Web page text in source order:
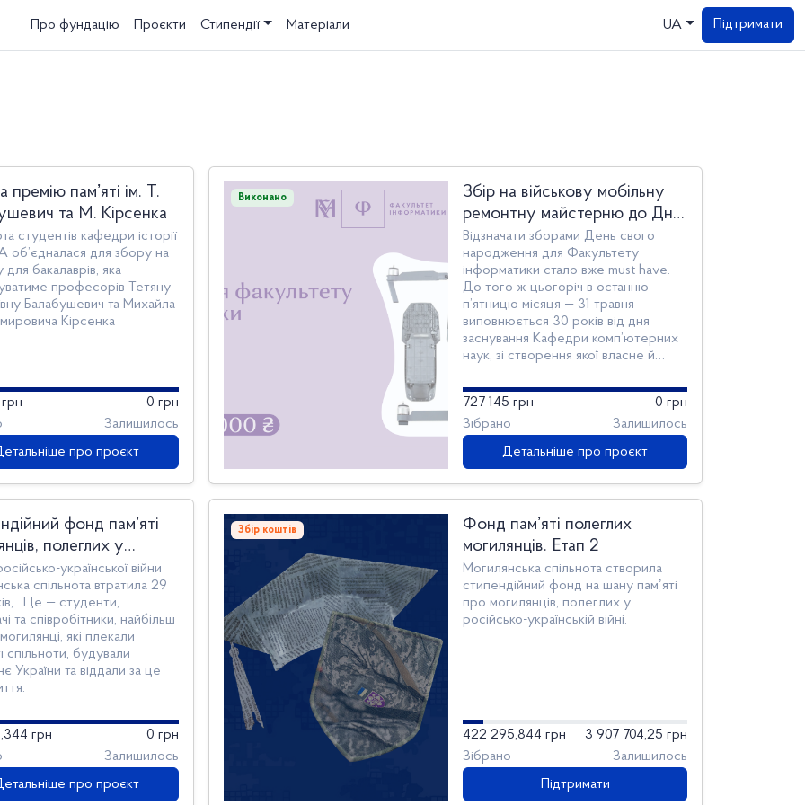
Про фундацію Проєкти Стипендії Матеріали UA Підтримати
премію памʼяті ім. Т.
та М. Кірсенка
студентів кафедри історії
об’єдналася для збору на
для бакалаврів, яка
професорів Тетяну
Балабушевич та Михайла
Кірсенка
0 грн
Залишилось
про проєкт
Виконано
Збір на військову мобільну
ремонтну майстерню до Дня
факультету інформатики
Відзначати зборами День свого
народження для Факультету
інформатики стало вже must have.
До того ж цьогоріч в останню
п’ятницю місяця — 31 травня
виповнюється 30 років від дня
заснування Кафедри комп’ютерних
наук, зі створення якої власне й
727 145 грн
0 грн
Зібрано
Залишилось
Детальніше про проєкт
фонд памʼяті
полеглих у
українській війні
української війни
спільнота втратила 29
. Це — студенти,
та співробітники, найбільш
які плекали
спільноти, будували
України та віддали за це
грн
0 грн
Залишилось
про проєкт
Збір коштів
Фонд памʼяті полеглих
могилянців. Етап 2
Могилянська спільнота створила
стипендійний фонд на шану памʼяті
про могилянців, полеглих у
російсько-українській війні.
422 295,844 грн
3 907 704,25 грн
Зібрано
Залишилось
Підтримати